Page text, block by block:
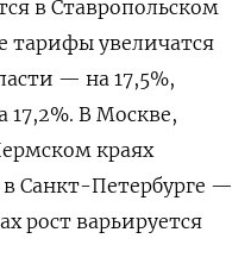
в Ставропольском
тарифы увеличатся
— на 17,5%,
В Москве,
краях
в Санкт-Петербурге —
рост варьируется